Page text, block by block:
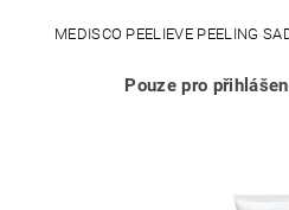
MEDISCO PEELIEVE PEELING
Pouze pro